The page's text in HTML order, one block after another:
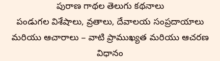
పురాణ గాథల తెలుగు కథనాలు
పండుగల విశేషాలు, వ్రతాలు, దేవాలయ సంప్రదాయాలు
మరియు ఆచారాలు – వాటి ప్రాముఖ్యత మరియు ఆచరణ
విధానం